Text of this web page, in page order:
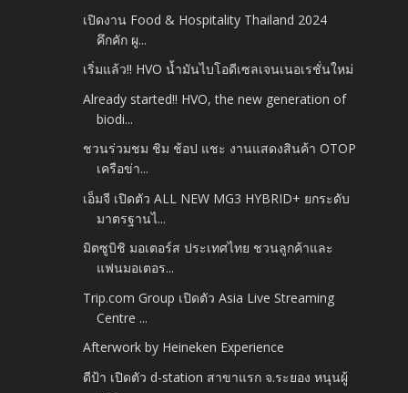
เปิดงาน Food & Hospitality Thailand 2024
คึกคัก ผู...
เริ่มแล้ว!! HVO น้ำมันไบโอดีเซลเจนเนอเรชั่นใหม่
Already started!! HVO, the new generation of
biodi...
ชวนร่วมชม ชิม ช้อป แชะ งานแสดงสินค้า OTOP
เครือข่า...
เอ็มจี เปิดตัว ALL NEW MG3 HYBRID+ ยกระดับ
มาตรฐานไ...
มิตซูบิชิ มอเตอร์ส ประเทศไทย ชวนลูกค้าและ
แฟนมอเตอร...
Trip.com Group เปิดตัว Asia Live Streaming
Centre ...
Afterwork by Heineken Experience
ดีป้า เปิดตัว d-station สาขาแรก จ.ระยอง หนุนผู้